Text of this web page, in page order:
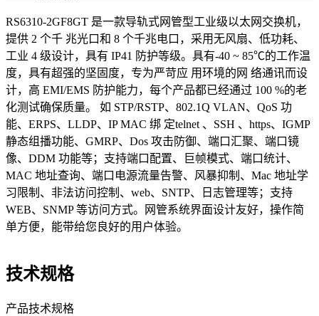
RS6310-2GF8GT 是一款导轨式网管型工业级以太网交换机，
提供 2 个千 兆光口和 8 个千兆电口，采用无风扇、低功耗、
工业 4 级设计，具有 IP41 防护等级。具有-40 ~ 85℃的工作温
度，具有超强的坚固度，专为严苛应 用环境的网 络通讯而设
计，高 EMI/EMS 防护能力，每个产品都已经通过 100 %的老
化测试确保质量。 如 STP/RSTP、802.1Q VLAN、QoS 功
能、ERPS、LLDP、IP MAC 绑 定telnet 、SSH 、https、IGMP
静态组播功能、GMRP、Dos 攻击防御、端口汇聚、端口镜
像、DDM 功能等；支持端口配置、巨帧模式、端口统计、
MAC 地址查询、端口电源流量告警、风暴抑制、Mac 地址学
习限制、非法访问控制、web、SNTP、日志管理等；支持
WEB、SNMP 等访问方式。网管系统界面设计友好，操作简
单方便，能带给您良好的用户体验。
技术规格
产品技术规格